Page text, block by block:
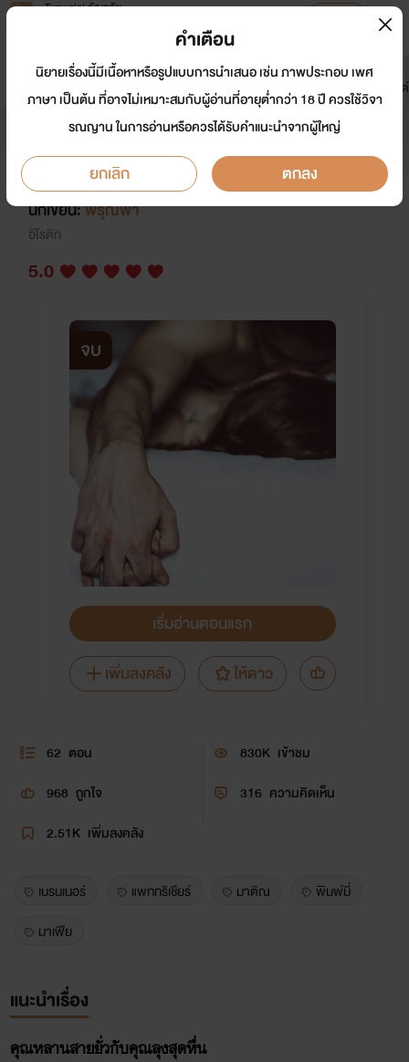
Tunwalai ธัญวลัย
หน้าแรก นิยาย อีบุ๊ก การ์ตูน
มาใหม่
ดรีมแชท ธัญลิสต์
(จบเเล้ว)คุณหลานสายยั่วกับคุณลุง
สุดหื่น (R-20++NC+++หนัก)
นักเขียน:พิรุณฟ้า
อีโรติก
5.0
จบ
เริ่มอ่านตอนแรก
เพิ่มลงคลัง
ให้ดาว
62 ตอน 830K เข้าชม
968 ถูกใจ 316 ความคิดเห็น
2.51K เพิ่มลงคลัง
เบรนเนอร์ แพททริเชียร์ มาติณ
พิมพ์มี่
มาเฟีย
แนะนำเรื่อง
คุณหลานสายยั่วกับคุณลุงสุดหื่น
คำเตือน
นิยายเรื่องนี้มีเนื้อหาหรือรูปแบบการนำเสนอ เช่น ภาพประกอบ เพศ
ภาษา เป็นต้น ที่อาจไม่เหมาะสมกับผู้อ่านที่อายุต่ำกว่า 18 ปี ควรใช้วิจา
รณญาน ในการอ่านหรือควรได้รับคำแนะนำจากผู้ใหญ่
ยกเลิก ตกลง